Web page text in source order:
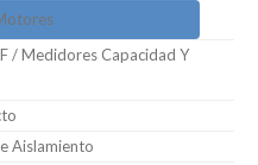
/ Medidores Capacidad Y
Aislamiento